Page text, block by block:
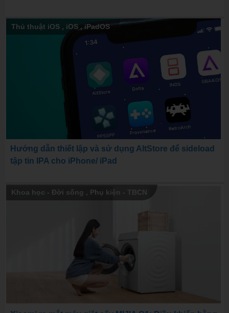
Thủ thuật iOS , iOS ,iPadOS
Hướng dẫn thiết lập và sử dụng AltStore để sideload
tập tin IPA cho iPhone/ iPad
Khoa học - Đời sống , Phụ kiện - TBCN